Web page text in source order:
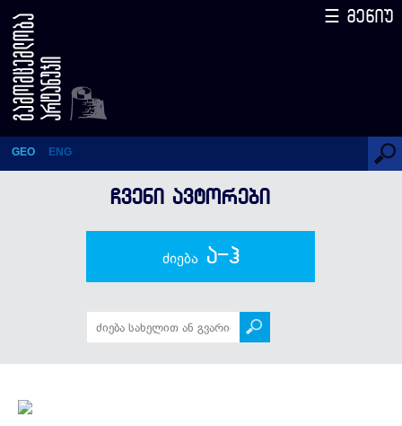
ანა პაპოშვილი
GEO ENG
☰ მენიუ
ᲩᲕᲔᲜᲘ ᲐᲕᲢᲝᲠᲔᲑᲘ
ძიება ა-ჰ